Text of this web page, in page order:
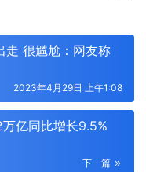
走 很尴尬：网友称
2023年4月29日 上午1:08
亿同比增长9.5%
下一篇